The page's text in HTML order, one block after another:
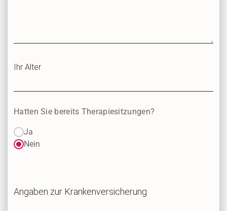
Ihr Alter
Hatten Sie bereits Therapiesitzungen?
Ja
Nein
Angaben zur Krankenversicherung